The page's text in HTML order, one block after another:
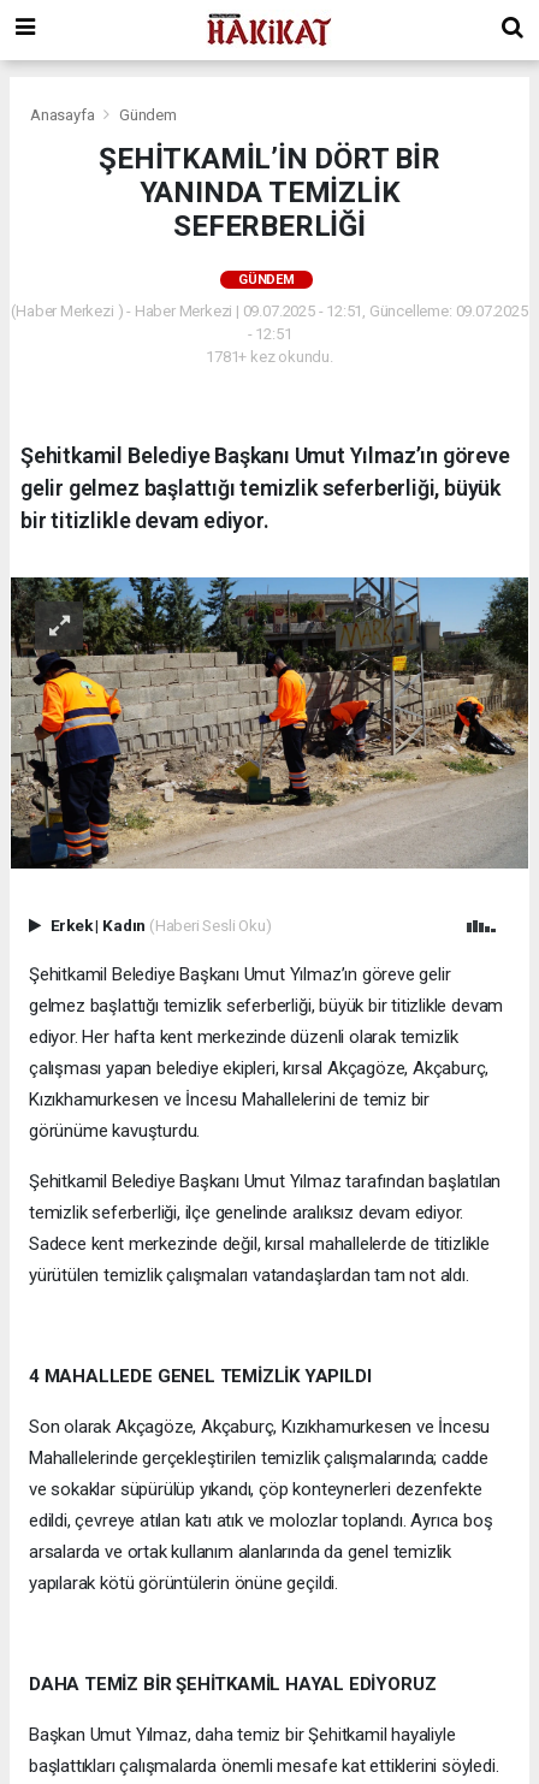
Anasayfa Gündem
ŞEHİTKAMİL’İN DÖRT BİR
YANINDA TEMİZLİK
SEFERBERLİĞİ
GÜNDEM
(Haber Merkezi ) - Haber Merkezi | 09.07.2025 - 12:51, Güncelleme: 09.07.2025
- 12:51
1781+ kez okundu.
Şehitkamil Belediye Başkanı Umut Yılmaz’ın göreve
gelir gelmez başlattığı temizlik seferberliği, büyük
bir titizlikle devam ediyor.
Erkek| Kadın (Haberi Sesli Oku)
Şehitkamil Belediye Başkanı Umut Yılmaz’ın göreve gelir
gelmez başlattığı temizlik seferberliği, büyük bir titizlikle devam
ediyor. Her hafta kent merkezinde düzenli olarak temizlik
çalışması yapan belediye ekipleri, kırsal Akçagöze, Akçaburç,
Kızıkhamurkesen ve İncesu Mahallelerini de temiz bir
görünüme kavuşturdu.
Şehitkamil Belediye Başkanı Umut Yılmaz tarafından başlatılan
temizlik seferberliği, ilçe genelinde aralıksız devam ediyor.
Sadece kent merkezinde değil, kırsal mahallelerde de titizlikle
yürütülen temizlik çalışmaları vatandaşlardan tam not aldı.
4 MAHALLEDE GENEL TEMİZLİK YAPILDI
Son olarak Akçagöze, Akçaburç, Kızıkhamurkesen ve İncesu
Mahallelerinde gerçekleştirilen temizlik çalışmalarında; cadde
ve sokaklar süpürülüp yıkandı, çöp konteynerleri dezenfekte
edildi, çevreye atılan katı atık ve molozlar toplandı. Ayrıca boş
arsalarda ve ortak kullanım alanlarında da genel temizlik
yapılarak kötü görüntülerin önüne geçildi.
DAHA TEMİZ BİR ŞEHİTKAMİL HAYAL EDİYORUZ
Başkan Umut Yılmaz, daha temiz bir Şehitkamil hayaliyle
başlattıkları çalışmalarda önemli mesafe kat ettiklerini söyledi.